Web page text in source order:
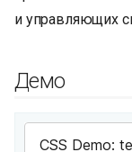
и управляющих
Демо